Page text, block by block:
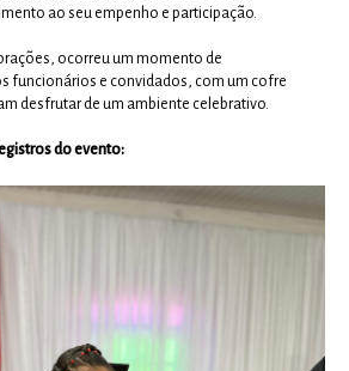
ao seu empenho e participação.
ocorreu um momento de
funcionários e convidados, com um cofre
desfrutar de um ambiente celebrativo.
do evento: